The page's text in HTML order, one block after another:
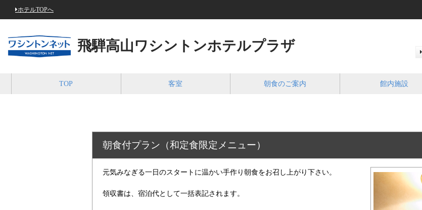
ホテルTOPへ
飛騨高山ワシントンホテルプラザ
TOP 客室 朝食のご案内 館内施設
朝食付プラン（和定食限定メニュー）
元気みなぎる一日のスタートに温かい手作り朝食をお召し上がり下さい。
領収書は、宿泊代として一括表記されます。